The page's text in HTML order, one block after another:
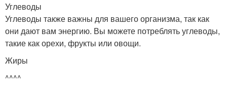
Углеводы
Углеводы также важны для вашего организма, так как
они дают вам энергию. Вы можете потреблять углеводы,
такие как орехи, фрукты или овощи.
Жиры
^^^^